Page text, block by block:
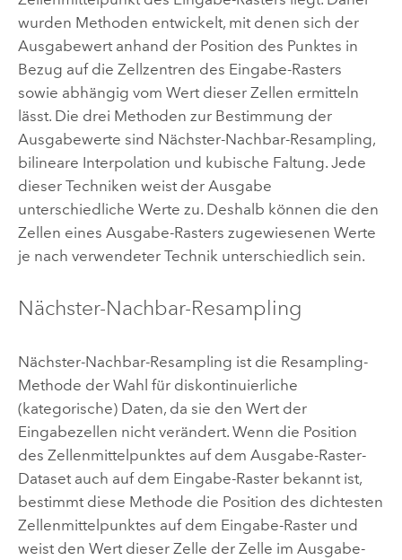
wurden Methoden entwickelt, mit denen sich der
Ausgabewert anhand der Position des Punktes in
Bezug auf die Zellzentren des Eingabe-Rasters
sowie abhängig vom Wert dieser Zellen ermitteln
lässt. Die drei Methoden zur Bestimmung der
Ausgabewerte sind Nächster-Nachbar-Resampling,
bilineare Interpolation und kubische Faltung. Jede
dieser Techniken weist der Ausgabe
unterschiedliche Werte zu. Deshalb können die den
Zellen eines Ausgabe-Rasters zugewiesenen Werte
je nach verwendeter Technik unterschiedlich sein.
Nächster-Nachbar-Resampling
Nächster-Nachbar-Resampling ist die Resampling-
Methode der Wahl für diskontinuierliche
(kategorische) Daten, da sie den Wert der
Eingabezellen nicht verändert. Wenn die Position
des Zellenmittelpunktes auf dem Ausgabe-Raster-
Dataset auch auf dem Eingabe-Raster bekannt ist,
bestimmt diese Methode die Position des dichtesten
Zellenmittelpunktes auf dem Eingabe-Raster und
weist den Wert dieser Zelle der Zelle im Ausgabe-